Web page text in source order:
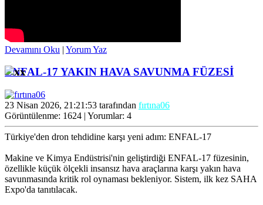
Devamını Oku | Yorum Yaz
ENFAL-17 YAKIN HAVA SAVUNMA FÜZESİ
23 Nisan 2026, 21:21:53 tarafından fırtına06
Görüntülenme: 1624 | Yorumlar: 4
Türkiye'den dron tehdidine karşı yeni adım: ENFAL-17
Makine ve Kimya Endüstrisi'nin geliştirdiği ENFAL-17 füzesinin,
özellikle küçük ölçekli insansız hava araçlarına karşı yakın hava
savunmasında kritik rol oynaması bekleniyor. Sistem, ilk kez SAHA
Expo'da tanıtılacak.